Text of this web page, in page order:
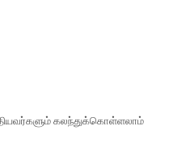
கலந்துக்கொள்ளலாம்